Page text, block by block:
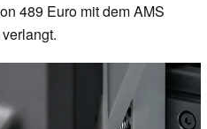
489 Euro mit dem AMS